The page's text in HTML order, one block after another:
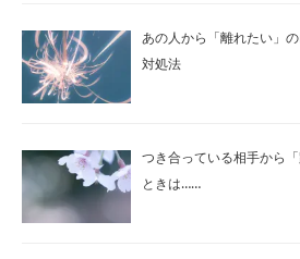
あの人から「離れたい」
対処法
つき合っている相手から
ときは……